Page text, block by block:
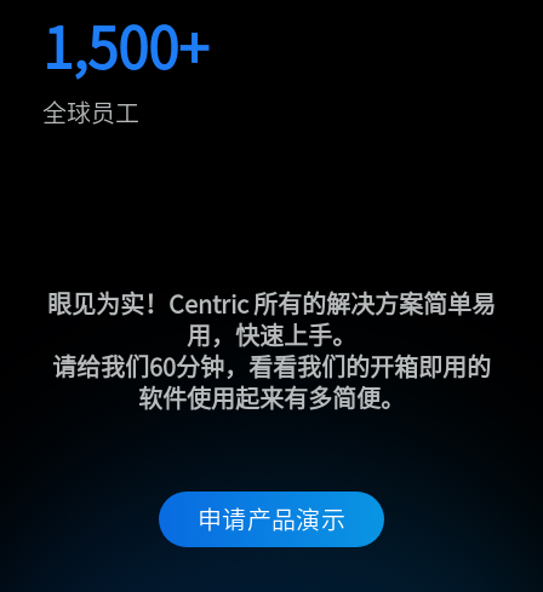
1,500+
全球员工
眼见为实！Centric 所有的解决方案简单易
用，快速上手。
请给我们60分钟，看看我们的开箱即用的
软件使用起来有多简便。
申请产品演示